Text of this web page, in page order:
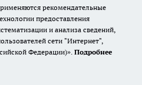
рекомендательные
предоставления
и анализа сведений,
сети "Интернет",
Федерации)». Подробнее